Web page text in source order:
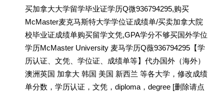
买加拿大大学留学毕业证学历Q微936794295,购买
McMaster麦克马斯特大学学位证成绩单/买卖加拿大院
校毕业证成绩单购买留学文凭,GPA学分不够买国外学位
学历McMaster University 麦马学历Q薇936794295【学
历认证、文凭、学位证、成绩单等】代办国外（海外）
澳洲英国 加拿大 韩国 美国 新西兰 等各大学，修改成绩
单分数，学历认证，文凭，diploma，degree [删除请点